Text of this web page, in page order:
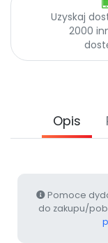
Pomoc
Promocje
Uzyskaj
2000
Opis
Pomoce
do zakupu/